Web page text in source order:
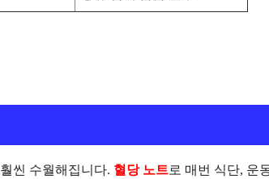
씬 수월해집니다. 혈당 노트로 매번 식단, 운